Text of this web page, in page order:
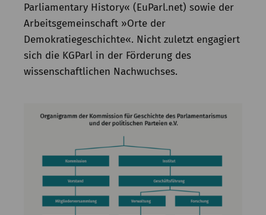
Parliamentary History« (EuParl.net) sowie der
Arbeitsgemeinschaft »Orte der
Demokratiegeschichte«. Nicht zuletzt engagiert
sich die KGParl in der Förderung des
wissenschaftlichen Nachwuchses.